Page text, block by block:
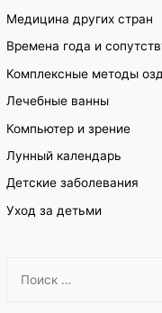
Медицина других стран
Времена года и
Комплексные методы
Лечебные ванны
Компьютер и зрение
Лунный календарь
Детские заболевания
Уход за детьми